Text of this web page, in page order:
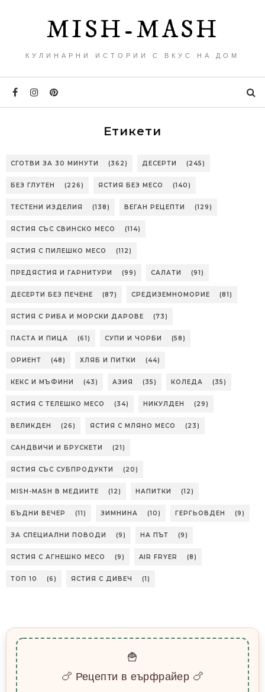
MISH-MASH
КУЛИНАРНИ ИСТОРИИ С ВКУС НА ДОМ
Етикети
СГОТВИ ЗА 30 МИНУТИ (362) ДЕСЕРТИ (245)
БЕЗ ГЛУТЕН (226) ЯСТИЯ БЕЗ МЕСО (140)
ТЕСТЕНИ ИЗДЕЛИЯ (138) ВЕГАН РЕЦЕПТИ (129)
ЯСТИЯ СЪС СВИНСКО МЕСО (114)
ЯСТИЯ С ПИЛЕШКО МЕСО (112)
ПРЕДЯСТИЯ И ГАРНИТУРИ (99) САЛАТИ (91)
ДЕСЕРТИ БЕЗ ПЕЧЕНЕ (87) СРЕДИЗЕМНОМОРИЕ (81)
ЯСТИЯ С РИБА И МОРСКИ ДАРОВЕ (73)
ПАСТА И ПИЦА (61) СУПИ И ЧОРБИ (58)
ОРИЕНТ (48) ХЛЯБ И ПИТКИ (44)
КЕКС И МЪФИНИ (43) АЗИЯ (35) КОЛЕДА (35)
ЯСТИЯ С ТЕЛЕШКО МЕСО (34) НИКУЛДЕН (29)
ВЕЛИКДЕН (26) ЯСТИЯ С МЛЯНО МЕСО (23)
САНДВИЧИ И БРУСКЕТИ (21)
ЯСТИЯ СЪС СУБПРОДУКТИ (20)
MISH-MASH В МЕДИИТЕ (12) НАПИТКИ (12)
БЪДНИ ВЕЧЕР (11) ЗИМНИНА (10) ГЕРГЬОВДЕН (9)
ЗА СПЕЦИАЛНИ ПОВОДИ (9) НА ПЪТ (9)
ЯСТИЯ С АГНЕШКО МЕСО (9) AIR FRYER (8)
ТОП 10 (6) ЯСТИЯ С ДИВЕЧ (1)
🍟
🍗 Рецепти в еърфрайер 🍗